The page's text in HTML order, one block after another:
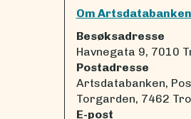
Om Artsdatabanken
Besøksadresse
Havnegata 9, 7010
Postadresse
Artsdatabanken,
Torgarden, 7462
E-post